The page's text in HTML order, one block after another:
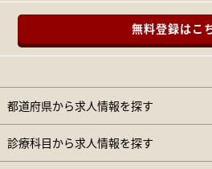
無料登録はこ
都道府県から求人情報を探す
診療科目から求人情報を探す